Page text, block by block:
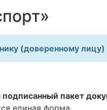
(доверенному лицу)
пакет
единая форма.